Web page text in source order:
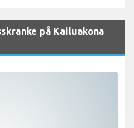
på Kailuakona